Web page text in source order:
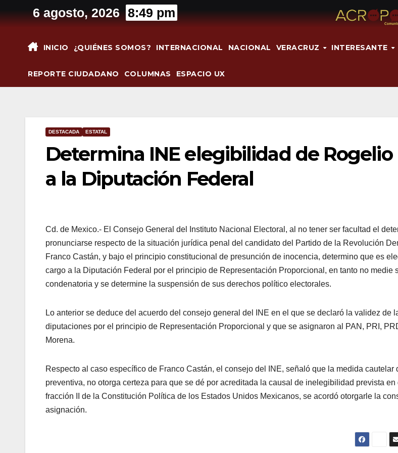
al
6 agosto, 2026 8:49 pm
INICIO ¿QUIÉNES SOMOS? INTERNACIONAL NACIONAL VERACRUZ INTERESANTE
REPORTE CIUDADANO COLUMNAS ESPACIO UX
DESTACADA ESTATAL
Determina INE elegibilidad de Rogelio
a la Diputación Federal
Cd. de Mexico.- El Consejo General del Instituto Nacional Electoral, al no tener ser facultad el
pronunciarse respecto de la situación jurídica penal del candidato del Partido de la Revolución
Franco Castán, y bajo el principio constitucional de presunción de inocencia, determino que es
cargo a la Diputación Federal por el principio de Representación Proporcional, en tanto no medie
condenatoria y se determine la suspensión de sus derechos político electorales.
Lo anterior se deduce del acuerdo del consejo general del INE en el que se declaró la validez de
diputaciones por el principio de Representación Proporcional y que se asignaron al PAN, PRI,
Morena.
Respecto al caso específico de Franco Castán, el consejo del INE, señaló que la medida cautelar
preventiva, no otorga certeza para que se dé por acreditada la causal de inelegibilidad prevista en
fracción II de la Constitución Política de los Estados Unidos Mexicanos, se acordó otorgarle la
asignación.